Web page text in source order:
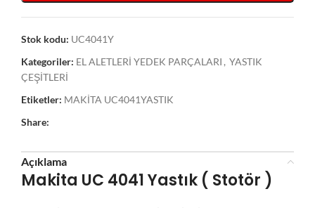
Stok kodu: UC4041Y
Kategoriler: EL ALETLERİ YEDEK PARÇALARI , YASTIK
ÇEŞİTLERİ
Etiketler: MAKİTA UC4041YASTIK
Share:
Açıklama
Makita UC 4041 Yastık ( Stotör )